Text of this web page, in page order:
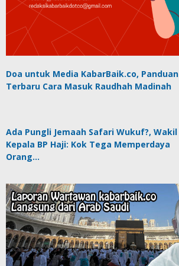
Doa untuk Media KabarBaik.co, Panduan
Terbaru Cara Masuk Raudhah Madinah
Ada Pungli Jemaah Safari Wukuf?, Wakil
Kepala BP Haji: Kok Tega Memperdaya
Orang…